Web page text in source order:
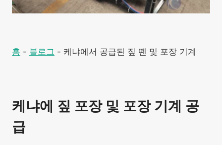
홈 - 블로그 - 케냐에서 공급된 짚 뗀 및 포장 기계
케냐에 짚 포장 및 포장 기계 공
급